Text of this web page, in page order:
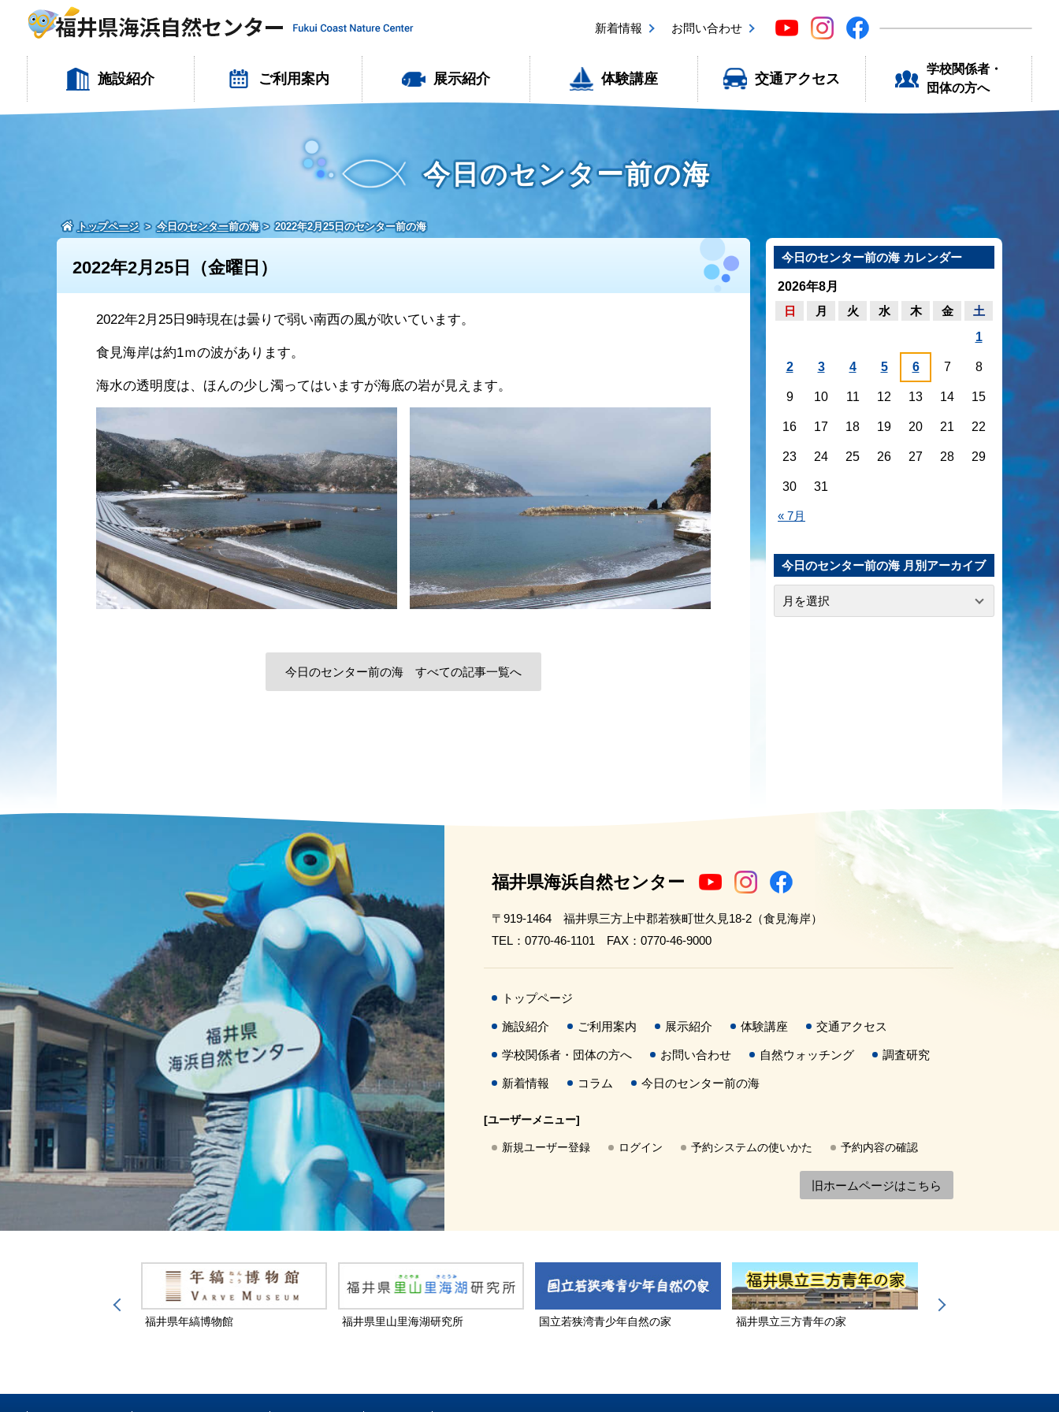
新着情報 お問い合わせ
施設紹介 ご利用案内 展示紹介 体験講座 交通アクセス
学校関係者・
団体の方へ
今日のセンター前の海
トップページ 今日のセンター前の海 2022年2月25日のセンター前の海
2022年2月25日（金曜日）
2022年2月25日9時現在は曇りで弱い南西の風が吹いています。
食見海岸は約1ｍの波があります。
海水の透明度は、ほんの少し濁ってはいますが海底の岩が見えます。
今日のセンター前の海 すべての記事一覧へ
今日のセンター前の海 カレンダー
2026年8月
日
月 火 水 木 金 土
« 7月
1
2 3 4 5 6 7 8
9 10 11 12 13 14 15
16 17 18 19 20 21 22
23 24 25 26 27 28 29
30 31
今日のセンター前の海 月別アーカイブ
福井県海浜自然センター
〒919-1464 福井県三方上中郡若狭町世久見18-2（食見海岸）
TEL：0770-46-1101 FAX：0770-46-9000
トップページ
施設紹介 ご利用案内 展示紹介 体験講座 交通アクセス
学校関係者・団体の方へ お問い合わせ 自然ウォッチング 調査研究
新着情報 コラム 今日のセンター前の海
[ユーザーメニュー]
新規ユーザー登録 ログイン 予約システムの使いかた 予約内容の確認
旧ホームページはこちら
福井県年縞博物館 福井県里山里海湖研究所 国立若狭湾青少年自然の家 福井県立三方青年の家